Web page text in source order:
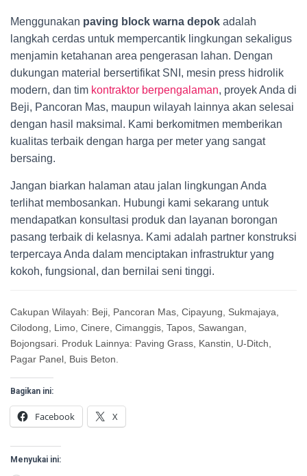
Menggunakan paving block warna depok adalah
langkah cerdas untuk mempercantik lingkungan sekaligus
menjamin ketahanan area pengerasan lahan. Dengan
dukungan material bersertifikat SNI, mesin press hidrolik
modern, dan tim kontraktor berpengalaman, proyek Anda di
Beji, Pancoran Mas, maupun wilayah lainnya akan selesai
dengan hasil maksimal. Kami berkomitmen memberikan
kualitas terbaik dengan harga per meter yang sangat
bersaing.
Jangan biarkan halaman atau jalan lingkungan Anda
terlihat membosankan. Hubungi kami sekarang untuk
mendapatkan konsultasi produk dan layanan borongan
pasang terbaik di kelasnya. Kami adalah partner konstruksi
terpercaya Anda dalam menciptakan infrastruktur yang
kokoh, fungsional, dan bernilai seni tinggi.
Cakupan Wilayah: Beji, Pancoran Mas, Cipayung, Sukmajaya,
Cilodong, Limo, Cinere, Cimanggis, Tapos, Sawangan,
Bojongsari. Produk Lainnya: Paving Grass, Kanstin, U-Ditch,
Pagar Panel, Buis Beton.
Bagikan ini:
Facebook X
Menyukai ini: